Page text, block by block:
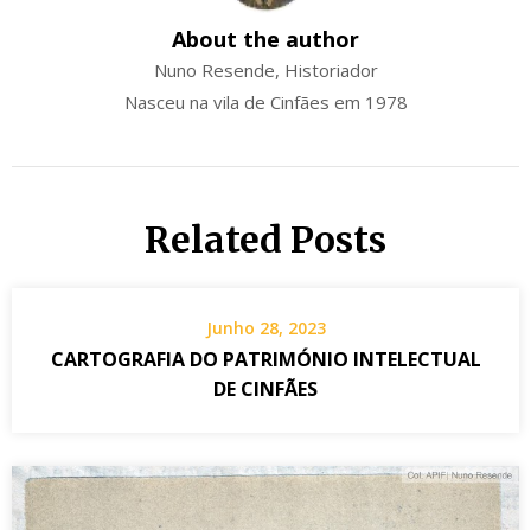
About the author
Nuno Resende, Historiador
Nasceu na vila de Cinfães em 1978
Related Posts
Junho 28, 2023
CARTOGRAFIA DO PATRIMÓNIO INTELECTUAL
DE CINFÃES